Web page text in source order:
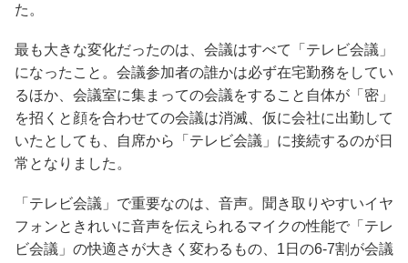
た。
最も大きな変化だったのは、会議はすべて「テレビ会議」
になったこと。会議参加者の誰かは必ず在宅勤務をしてい
るほか、会議室に集まっての会議をすること自体が「密」
を招くと顔を合わせての会議は消滅、仮に会社に出勤して
いたとしても、自席から「テレビ会議」に接続するのが日
常となりました。
「テレビ会議」で重要なのは、音声。聞き取りやすいイヤ
フォンときれいに音声を伝えられるマイクの性能で「テレ
ビ会議」の快適さが大きく変わるもの、1日の6-7割が会議